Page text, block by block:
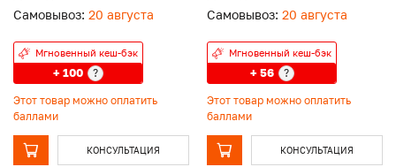
Самовывоз: 20 августа
Мгновенный кеш-бэк
+ 100 ?
Этот товар можно оплатить
баллами
КОНСУЛЬТАЦИЯ
Самовывоз: 20 августа
Мгновенный кеш-бэк
+ 56 ?
Этот товар можно оплатить
баллами
КОНСУЛЬТАЦИЯ